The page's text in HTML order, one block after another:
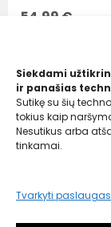
Siekdami
ir panašias
Sutikę su šių
tokius kaip
Nesutikus arba
tinkamai.
Tvarkyti paslaugas
54,99 €